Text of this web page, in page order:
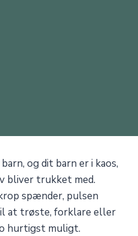
og dit barn er i kaos,
bliver trukket med.
spænder, pulsen
at trøste, forklare eller
hurtigst muligt.